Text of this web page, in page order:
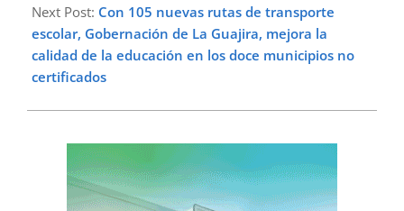
Next Post: Con 105 nuevas rutas de transporte
escolar, Gobernación de La Guajira, mejora la
calidad de la educación en los doce municipios no
certificados